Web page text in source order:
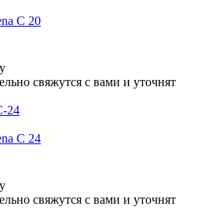
C 20
свяжутся с вами и уточнят
C 24
свяжутся с вами и уточнят